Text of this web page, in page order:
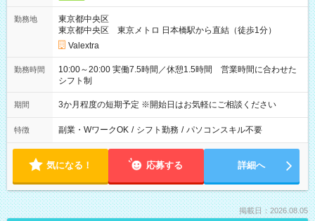
勤務地
東京都中央区
東京都中央区 東京メトロ 日本橋駅から直結（徒歩1分）
Valextra
勤務時間
10:00～20:00 実働7.5時間／休憩1.5時間 営業時間に合わせた
シフト制
期間 3か月程度の短期予定 ※開始日はお気軽にご相談ください
特徴 副業・WワークOK / シフト勤務 / パソコンスキル不要
気になる！ 応募する 詳細へ
掲載日：2026.08.05